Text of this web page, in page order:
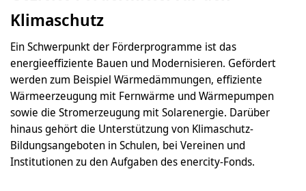
Klimaschutz
Ein Schwerpunkt der Förderprogramme ist das
energieeffiziente Bauen und Modernisieren. Gefördert
werden zum Beispiel Wärmedämmungen, effiziente
Wärmeerzeugung mit Fernwärme und Wärmepumpen
sowie die Stromerzeugung mit Solarenergie. Darüber
hinaus gehört die Unterstützung von Klimaschutz-
Bildungsangeboten in Schulen, bei Vereinen und
Institutionen zu den Aufgaben des enercity-Fonds.